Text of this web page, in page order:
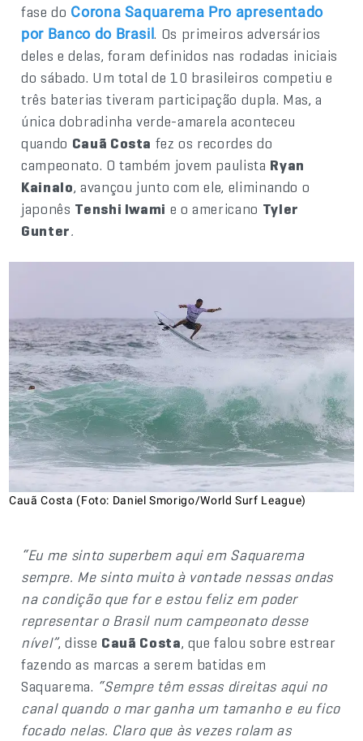
fase do Corona Saquarema Pro apresentado
por Banco do Brasil. Os primeiros adversários
deles e delas, foram definidos nas rodadas iniciais
do sábado. Um total de 10 brasileiros competiu e
três baterias tiveram participação dupla. Mas, a
única dobradinha verde-amarela aconteceu
quando Cauã Costa fez os recordes do
campeonato. O também jovem paulista Ryan
Kainalo, avançou junto com ele, eliminando o
japonês Tenshi Iwami e o americano Tyler
Gunter.
Cauã Costa (Foto: Daniel Smorigo/World Surf League)
“Eu me sinto superbem aqui em Saquarema
sempre. Me sinto muito à vontade nessas ondas
na condição que for e estou feliz em poder
representar o Brasil num campeonato desse
nível”, disse Cauã Costa, que falou sobre estrear
fazendo as marcas a serem batidas em
Saquarema. “Sempre têm essas direitas aqui no
canal quando o mar ganha um tamanho e eu fico
focado nelas. Claro que às vezes rolam as